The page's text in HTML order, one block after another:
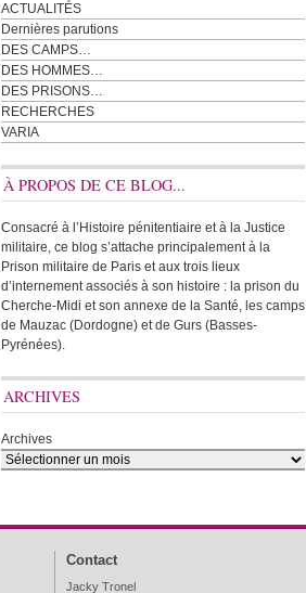
ACTUALITÉS
Dernières parutions
DES CAMPS…
DES HOMMES…
DES PRISONS…
RECHERCHES
VARIA
À PROPOS DE CE BLOG...
Consacré à l’Histoire pénitentiaire et à la Justice
militaire, ce blog s’attache principalement à la
Prison militaire de Paris et aux trois lieux
d’internement associés à son histoire : la prison du
Cherche-Midi et son annexe de la Santé, les camps
de Mauzac (Dordogne) et de Gurs (Basses-
Pyrénées).
ARCHIVES
Archives
Contact
Jacky Tronel